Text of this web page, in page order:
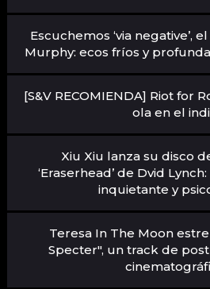
Escuchemos ‘via negative’,
Murphy: ecos fríos y
[S&V RECOMIENDA] Riot for
ola en el
Xiu Xiu lanza su disco
‘Eraserhead’ de Dvid
inquietante y
Teresa In The Moon
Specter", un track de